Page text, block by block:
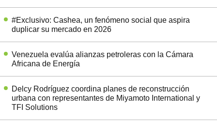
#Exclusivo: Cashea, un fenómeno social que aspira
duplicar su mercado en 2026
Venezuela evalúa alianzas petroleras con la Cámara
Africana de Energía
Delcy Rodríguez coordina planes de reconstrucción
urbana con representantes de Miyamoto International y
TFI Solutions